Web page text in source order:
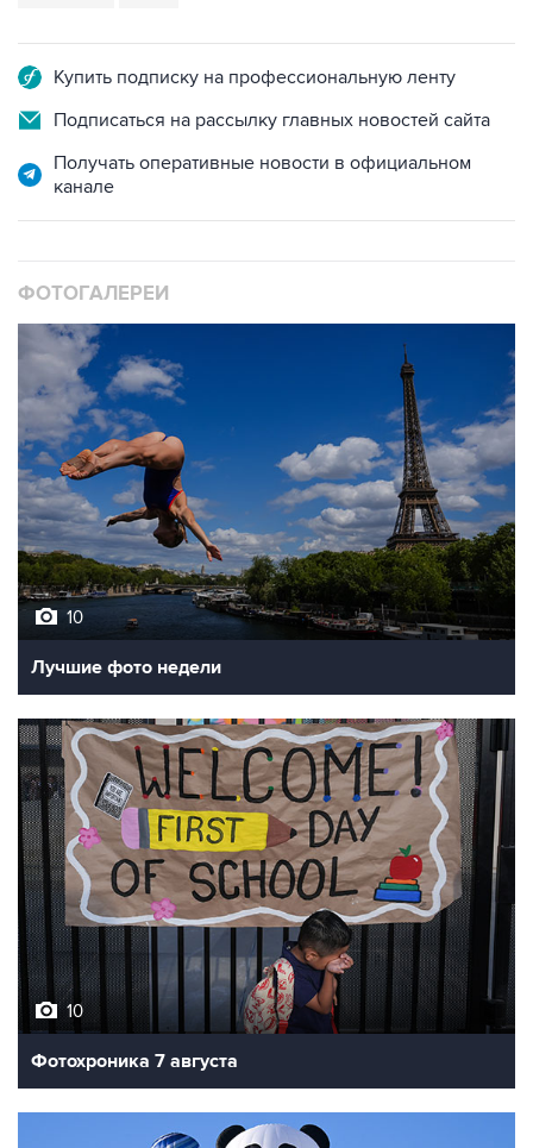
Купить подписку на профессиональную ленту
Подписаться на рассылку главных новостей сайта
Получать оперативные новости в официальном
канале
ФОТОГАЛЕРЕИ
10
Лучшие фото недели
10
Фотохроника 7 августа